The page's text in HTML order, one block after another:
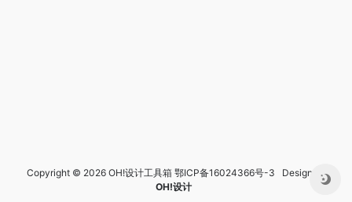
Copyright © 2026 OH!设计工具箱 鄂ICP备16024366号-3 Design by
OH!设计